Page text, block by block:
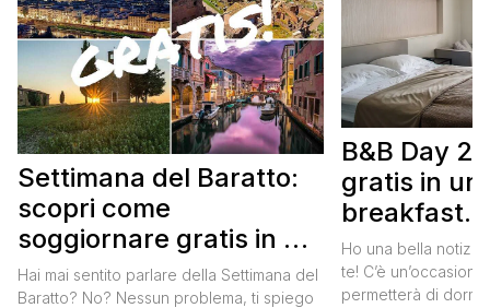
Settimana del Baratto:
scopri come
soggiornare gratis in un
bed and breakfast
Hai mai sentito parlare della Settimana del
Baratto? No? Nessun problema, ti spiego
B&B Day
gratis in un
breakfast.
gratis
Ho una bella
te! C’è
permetterà di